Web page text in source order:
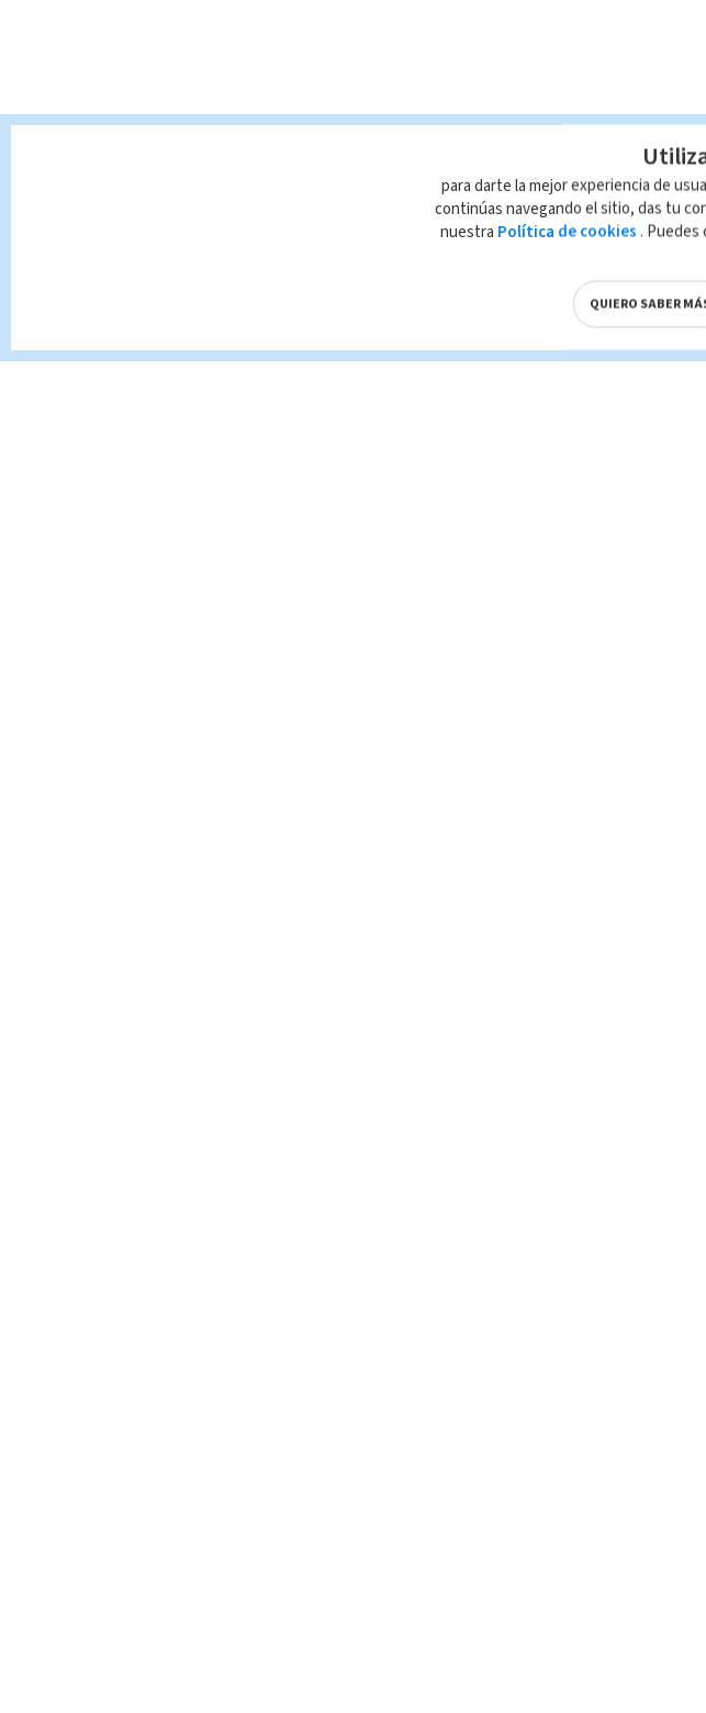
para darte la mejor experiencia de
continúas navegando el sitio, das tu
nuestra Política de cookies . Puedes
QUIERO SABER